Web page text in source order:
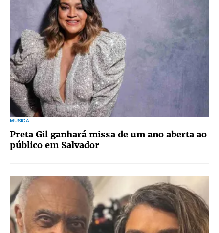
MÚSICA
Preta Gil ganhará missa de um ano aberta ao
público em Salvador